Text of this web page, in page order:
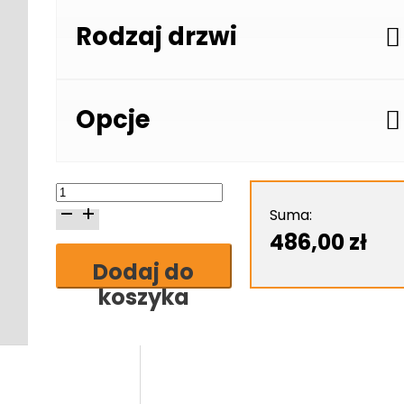
Rodzaj drzwi
Opcje
ilość
Skrzydło
drzwiowe
Dodaj do
koszyka
Suma:
486,00zł